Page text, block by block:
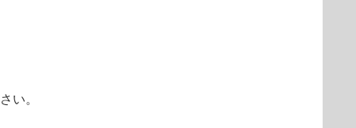
い。